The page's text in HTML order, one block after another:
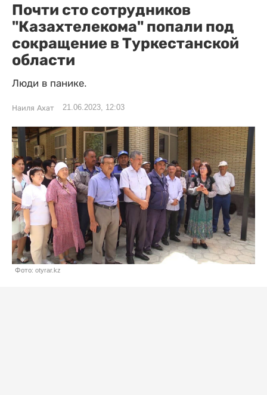
Почти сто сотрудников
"Казахтелекома" попали под
сокращение в Туркестанской
области
Люди в панике.
Наиля Ахат 21.06.2023, 12:03
Фото: otyrar.kz